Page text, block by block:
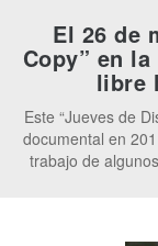
El 26 de
Copy” en
libre
Este “Jueves de
documental en
trabajo de